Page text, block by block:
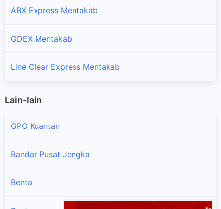
ABX Express Mentakab
GDEX Mentakab
Line Clear Express Mentakab
Lain-lain
GPO Kuantan
Bandar Pusat Jengka
Benta